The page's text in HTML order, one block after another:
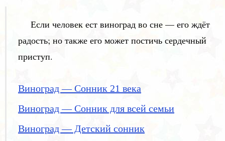
Если человек ест виноград во сне — его ждёт
радость; но также его может постичь сердечный
приступ.
Виноград — Сонник 21 века
Виноград — Сонник для всей семьи
Виноград — Детский сонник